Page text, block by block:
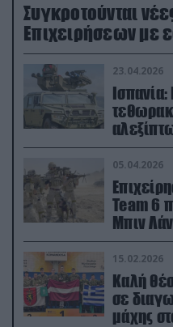
Συγκροτούνται
Επιχειρήσεων με
23.04.2026
ορμή
05.04.2026
Team 6
Μπιν
διέσωσε
15.02.2026
Καλή
σε
μάχης